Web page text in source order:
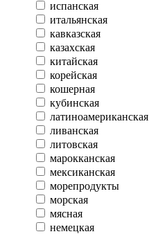
испанская
итальянская
кавказская
казахская
китайская
корейская
кошерная
кубинская
латиноамериканская
ливанская
литовская
марокканская
мексиканская
морепродукты
морская
мясная
немецкая